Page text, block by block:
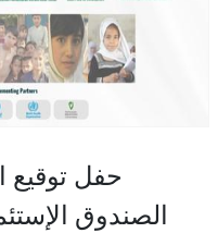
حفل توقيع
الصندوق